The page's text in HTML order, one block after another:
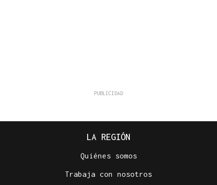
LA REGIÓN
Quiénes somos
Trabaja con nosotros